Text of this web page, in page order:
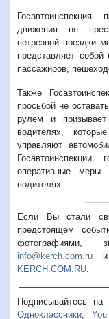
Госавтоинспекция
движения не
нетрезвой поездки
представляет
пассажиров,
Также
просьбой не
рулем и
водителях,
управляют
оперативные меры
водителях.
Если Вы стали
предстоящем
фотографиями,
info@kerch.com.ru и
KERCH.COM.RU
Подписывайтесь
Одноклассники